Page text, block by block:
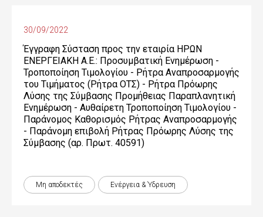
30/09/2022
Έγγραφη Σύσταση προς την εταιρία ΗΡΩΝ
ΕΝΕΡΓΕΙΑΚΗ Α.Ε.: Προσυμβατική Ενημέρωση -
Τροποποίηση Τιμολογίου - Ρήτρα Αναπροσαρμογής
του Τιμήματος (Ρήτρα ΟΤΣ) - Ρήτρα Πρόωρης
Λύσης της Σύμβασης Προμήθειας Παραπλανητική
Ενημέρωση - Αυθαίρετη Τροποποίηση Τιμολογίου -
Παράνομος Καθορισμός Ρήτρας Αναπροσαρμογής
- Παράνομη επιβολή Ρήτρας Πρόωρης Λύσης της
Σύμβασης (αρ. Πρωτ. 40591)
Μη αποδεκτές Ενέργεια & Ύδρευση